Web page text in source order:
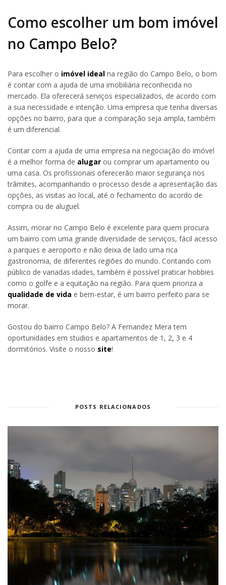
Como escolher um bom imóvel
no Campo Belo?
Para escolher o imóvel ideal na região do Campo Belo, o bom
é contar com a ajuda de uma imobiliária reconhecida no
mercado. Ela oferecerá serviços especializados, de acordo com
a sua necessidade e intenção. Uma empresa que tenha diversas
opções no bairro, para que a comparação seja ampla, também
é um diferencial.
Contar com a ajuda de uma empresa na negociação do imóvel
é a melhor forma de alugar ou comprar um apartamento ou
uma casa. Os profissionais oferecerão maior segurança nos
trâmites, acompanhando o processo desde a apresentação das
opções, as visitas ao local, até o fechamento do acordo de
compra ou de aluguel.
Assim, morar no Campo Belo é excelente para quem procura
um bairro com uma grande diversidade de serviços, fácil acesso
a parques e aeroporto e não deixa de lado uma rica
gastronomia, de diferentes regiões do mundo. Contando com
público de variadas idades, também é possível praticar hobbies
como o golfe e a equitação na região. Para quem prioriza a
qualidade de vida e bem-estar, é um bairro perfeito para se
morar.
Gostou do bairro Campo Belo? A Fernandez Mera tem
oportunidades em studios e apartamentos de 1, 2, 3 e 4
dormitórios. Visite o nosso site!
POSTS RELACIONADOS